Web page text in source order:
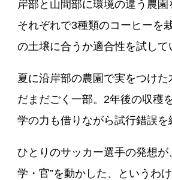
岸部と山間部に環境の違う農園
それぞれで3種類のコーヒーを
の土壌に合うか適合性を試して
夏に沿岸部の農園で実をつけた
だまだごく一部。2年後の収穫
学の力も借りながら試行錯誤を
ひとりのサッカー選手の発想が
学・官”を動かした、というわけ